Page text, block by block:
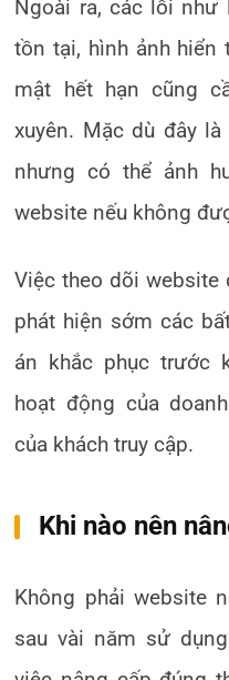
Ngoài ra, các lỗi như
tồn tại, hình ảnh hiển
mật hết hạn cũng
xuyên. Mặc dù đây
nhưng có thể ảnh
website nếu không
Việc theo dõi
phát hiện sớm các
án khắc phục trước
hoạt động của
của khách truy cập.
Khi nào nên
Không phải website
sau vài năm sử